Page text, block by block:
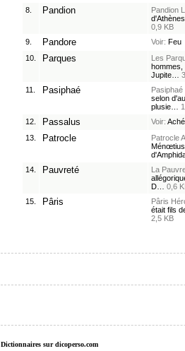
8.
Pandion Pandion
0,9 KB
9.
Pandore Voir: Feu
10.
Parques
Les
hommes,
Jupite…
11.
Pasiphaé
Pasiphaé
selon
plusie…
12.
Passalus Voir:
13.
Patrocle Patrocle
14.
Pauvreté
La
D… 0,6
15.
Pâris Pâris
était fils
2,5 KB
Dictionnaires sur dicoperso.com